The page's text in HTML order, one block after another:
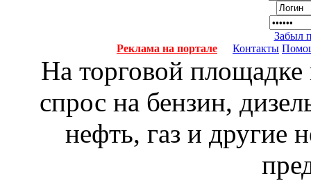
Забыл
Реклама на портале
Контакты
На торговой
спрос на бензин,
нефть, газ и другие